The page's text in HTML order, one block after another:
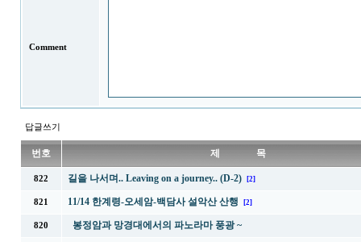
Comment
답글쓰기
번호 제 목
822 길을 나서며.. Leaving on a journey.. (D-2) [2]
821 11/14 한계령-오세암-백담사 설악산 산행 [2]
820 봉정암과 망경대에서의 파노라마 풍광 ~